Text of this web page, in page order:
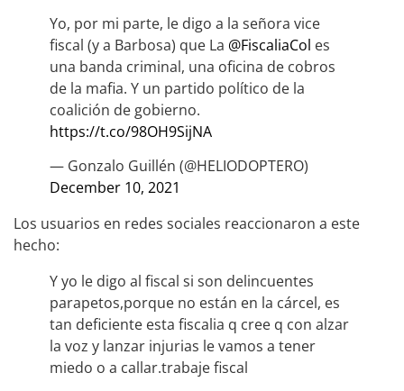
Yo, por mi parte, le digo a la señora vice
fiscal (y a Barbosa) que La @FiscaliaCol es
una banda criminal, una oficina de cobros
de la mafia. Y un partido político de la
coalición de gobierno.
https://t.co/98OH9SijNA
— Gonzalo Guillén (@HELIODOPTERO)
December 10, 2021
Los usuarios en redes sociales reaccionaron a este
hecho:
Y yo le digo al fiscal si son delincuentes
parapetos,porque no están en la cárcel, es
tan deficiente esta fiscalia q cree q con alzar
la voz y lanzar injurias le vamos a tener
miedo o a callar.trabaje fiscal